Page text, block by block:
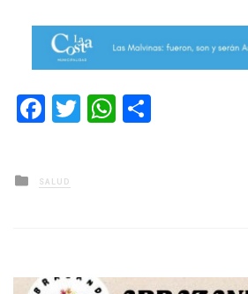
Facebook
TwitterWhatsApp
Posted
in
SALUD